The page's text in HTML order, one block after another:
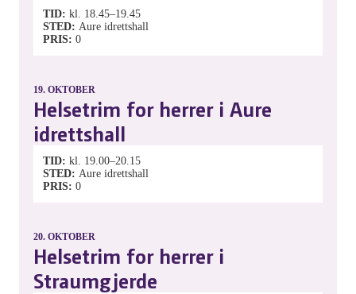
TID kl. 18.45–19.45
STED Aure idrettshall
PRIS 0
19. OKTOBER
Helsetrim for herrer i Aure
idrettshall
TID kl. 19.00–20.15
STED Aure idrettshall
PRIS 0
20. OKTOBER
Helsetrim for herrer i
Straumgjerde